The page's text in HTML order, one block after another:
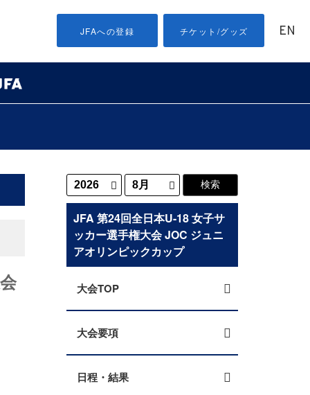
JFAへの登録 チケット/グッズ EN
JFA 第24回全日本U-18 女子サ
ッカー選手権大会 JOC ジュニ
アオリンピックカップ
大会TOP
大会要項
日程・結果